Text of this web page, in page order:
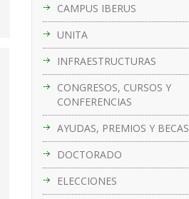
CAMPUS IBERUS
UNITA
INFRAESTRUCTURAS
CONGRESOS, CURSOS Y
CONFERENCIAS
AYUDAS, PREMIOS Y BECAS
DOCTORADO
ELECCIONES